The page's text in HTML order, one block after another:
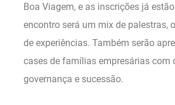
Boa Viagem, e as inscrições já
encontro será um mix de palestras,
de experiências. Também serão
cases de famílias empresárias com
governança e sucessão.